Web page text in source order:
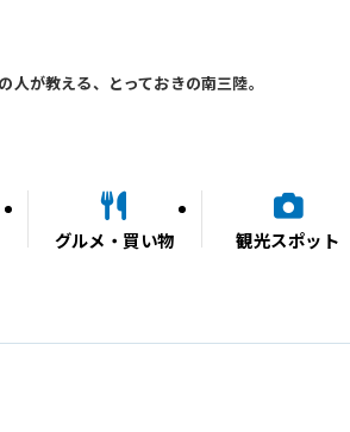
人が教える、とっておきの南三陸。
グルメ・買い物 観光スポット